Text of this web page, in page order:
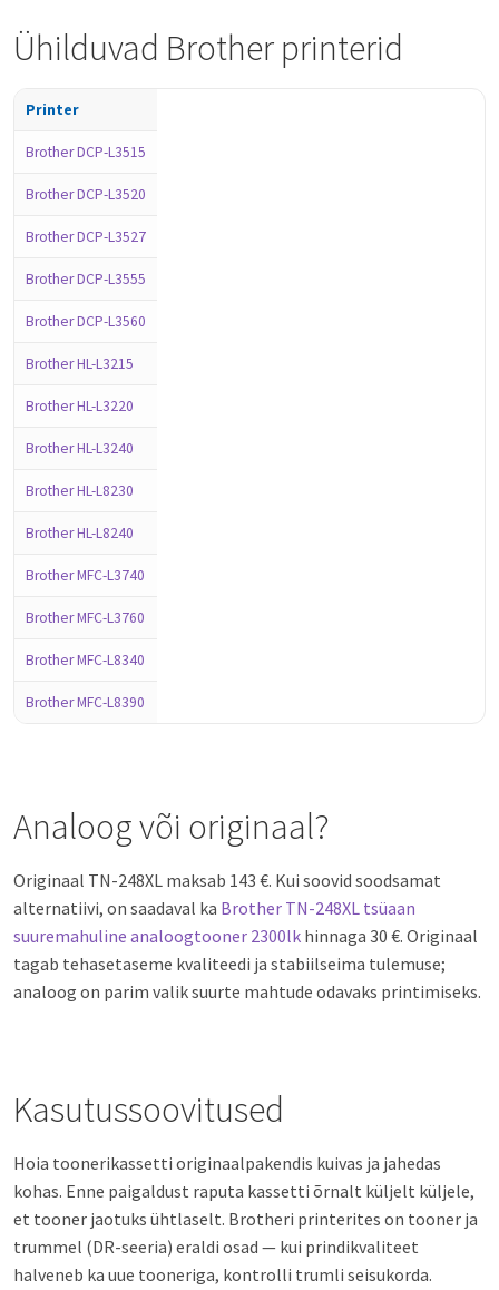
Ühilduvad Brother printerid
Printer
Brother DCP-L3515
Brother DCP-L3520
Brother DCP-L3527
Brother DCP-L3555
Brother DCP-L3560
Brother HL-L3215
Brother HL-L3220
Brother HL-L3240
Brother HL-L8230
Brother HL-L8240
Brother MFC-L3740
Brother MFC-L3760
Brother MFC-L8340
Brother MFC-L8390
Analoog või originaal?
Originaal TN-248XL maksab 143 €. Kui soovid soodsamat
alternatiivi, on saadaval ka Brother TN-248XL tsüaan
suuremahuline analoogtooner 2300lk hinnaga 30 €. Originaal
tagab tehasetaseme kvaliteedi ja stabiilseima tulemuse;
analoog on parim valik suurte mahtude odavaks printimiseks.
Kasutussoovitused
Hoia toonerikassetti originaalpakendis kuivas ja jahedas
kohas. Enne paigaldust raputa kassetti õrnalt küljelt küljele,
et tooner jaotuks ühtlaselt. Brotheri printerites on tooner ja
trummel (DR-seeria) eraldi osad — kui prindikvaliteet
halveneb ka uue tooneriga, kontrolli trumli seisukorda.